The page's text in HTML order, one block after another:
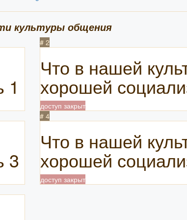
культуры общения
1
# 2
Что в нашей
хорошей
доступ закрыт
3
# 4
Что в нашей
хорошей
доступ закрыт